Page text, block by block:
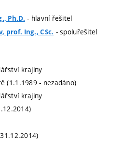
Ph.D. - hlavní řešitel
prof. Ing., CSc. - spoluřešitel
krajiny
(1.1.1989 - nezadáno)
krajiny